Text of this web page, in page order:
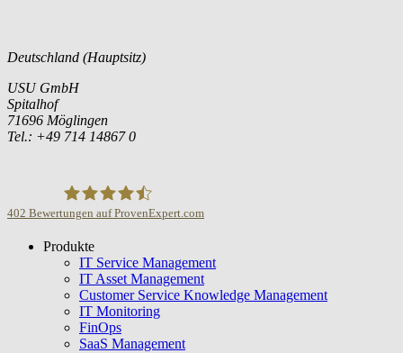
Deutschland (Hauptsitz)
USU GmbH
Spitalhof
71696 Möglingen
Tel.: +49 714 14867 0
USU GmbH
402 Bewertungen auf ProvenExpert.com
Produkte
IT Service Management
IT Asset Management
Customer Service Knowledge Management
IT Monitoring
FinOps
SaaS Management